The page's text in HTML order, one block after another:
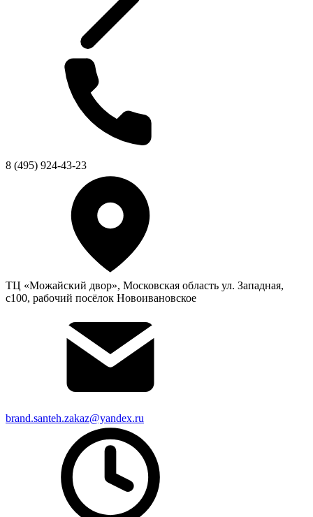
8 (495) 924-43-23
ТЦ «Можайский двор», Московская область ул. Западная,
с100, рабочий посёлок Новоивановское
brand.santeh.zakaz@yandex.ru